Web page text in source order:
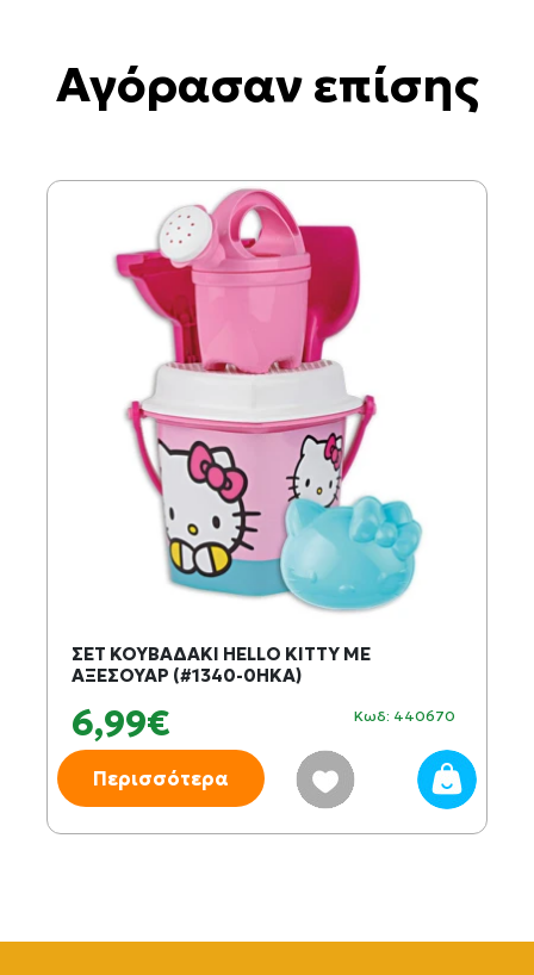
Αγόρασαν επίσης
ΣΕΤ ΚΟΥΒΑΔΑΚΙ HELLO KITTY ΜΕ
ΑΞΕΣΟΥΑΡ (#1340-0HKA)
6,99€ Κωδ: 440670
Περισσότερα